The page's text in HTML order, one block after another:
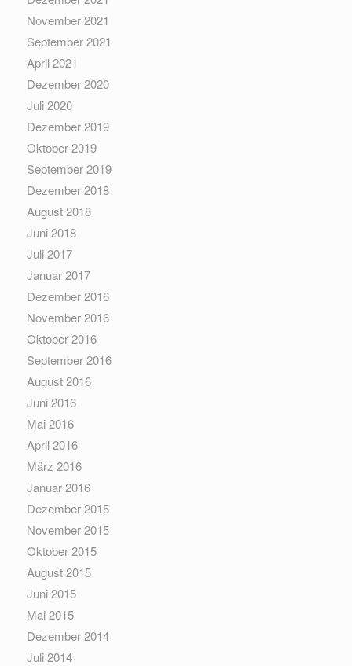
November 2021
September 2021
April 2021
Dezember 2020
Juli 2020
Dezember 2019
Oktober 2019
September 2019
Dezember 2018
August 2018
Juni 2018
Juli 2017
Januar 2017
Dezember 2016
November 2016
Oktober 2016
September 2016
August 2016
Juni 2016
Mai 2016
April 2016
März 2016
Januar 2016
Dezember 2015
November 2015
Oktober 2015
August 2015
Juni 2015
Mai 2015
Dezember 2014
Juli 2014